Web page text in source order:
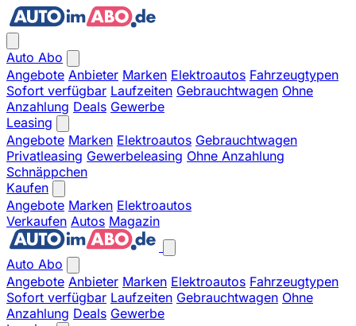
Auto Abo
Angebote Anbieter Marken Elektroautos Fahrzeugtypen
Sofort verfügbar Laufzeiten Gebrauchtwagen Ohne
Anzahlung Deals Gewerbe
Leasing
Angebote Marken Elektroautos Gebrauchtwagen
Privatleasing Gewerbeleasing Ohne Anzahlung
Schnäppchen
Kaufen
Angebote Marken Elektroautos
Verkaufen Autos Magazin
Auto Abo
Angebote Anbieter Marken Elektroautos Fahrzeugtypen
Sofort verfügbar Laufzeiten Gebrauchtwagen Ohne
Anzahlung Deals Gewerbe